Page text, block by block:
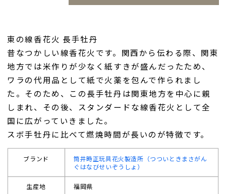
東の線香花火 長手牡丹
昔なつかしい線香花火です。関西から伝わる際、関東
地方では米作りが少なく紙すきが盛んだったため、
ワラの代用品として紙で火薬を包んで作られまし
た。そのため、この長手牡丹は関東地方を中心に親
しまれ、その後、スタンダードな線香花火として全
国に広がっていきました。
スボ手牡丹に比べて燃焼時間が長いのが特徴です。
ブランド
筒井時正玩具花火製造所（つついときまさがん
ぐはなびせいぞうしょ）
生産地 福岡県